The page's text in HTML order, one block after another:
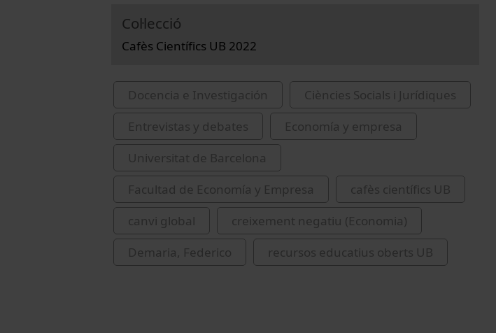
Col·lecció
Cafès Científics UB 2022
Docencia e Investigación
Ciències Socials i Jurídiques
Entrevistas y debates
Economía y empresa
Universitat de Barcelona
Facultad de Economía y Empresa
cafès científics UB
canvi global
creixement negatiu (Economia)
Demaria, Federico
recursos educatius oberts UB